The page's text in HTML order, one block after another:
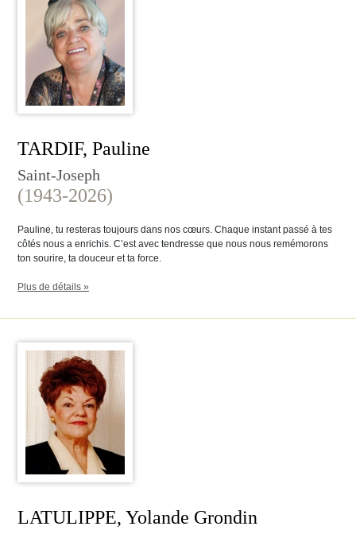
TARDIF, Pauline
Saint-Joseph
(1943-2026)
Pauline, tu resteras toujours dans nos cœurs. Chaque instant passé à tes
côtés nous a enrichis. C’est avec tendresse que nous nous remémorons
ton sourire, ta douceur et ta force.
Plus de détails »
LATULIPPE, Yolande Grondin